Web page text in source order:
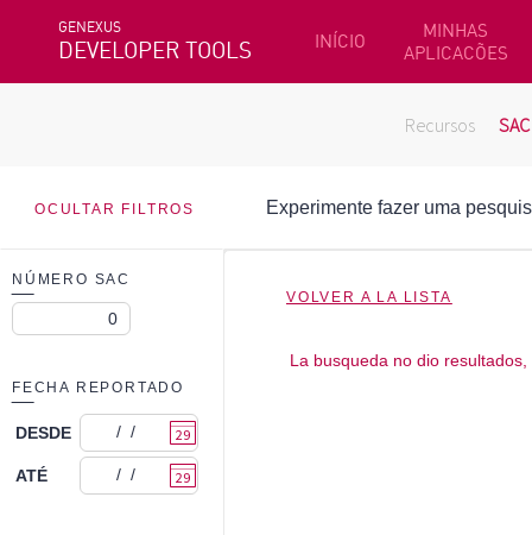
GENEXUS
DEVELOPER TOOLS INÍCIO
MINHAS
APLICACÕES
Recursos SAC